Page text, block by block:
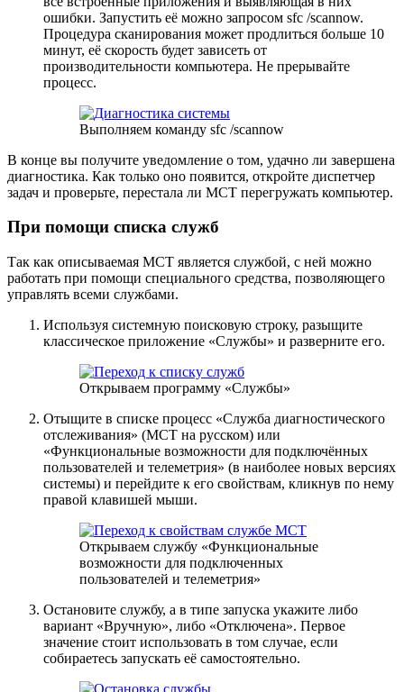
ошибки. Запустить её можно запросом sfc /scannow.
Процедура сканирования может продлиться больше 10
минут, её скорость будет зависеть от
производительности компьютера. Не прерывайте
процесс.
Выполняем команду sfc /scannow
В конце вы получите уведомление о том, удачно ли завершена
диагностика. Как только оно появится, откройте диспетчер
задач и проверьте, перестала ли MCT перегружать компьютер.
При помощи списка служб
Так как описываемая MCT является службой, с ней можно
работать при помощи специального средства, позволяющего
управлять всеми службами.
Используя системную поисковую строку, разыщите
классическое приложение «Службы» и разверните его.
Открываем программу «Службы»
Отыщите в списке процесс «Служба диагностического
отслеживания» (MCT на русском) или
«Функциональные возможности для подключённых
пользователей и телеметрия» (в наиболее новых версиях
системы) и перейдите к его свойствам, кликнув по нему
правой клавишей мыши.
Открываем службу «Функциональные
возможности для подключенных
пользователей и телеметрия»
Остановите службу, а в типе запуска укажите либо
вариант «Вручную», либо «Отключена». Первое
значение стоит использовать в том случае, если
собираетесь запускать её самостоятельно.